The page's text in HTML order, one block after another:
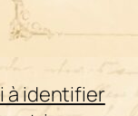
à identifier